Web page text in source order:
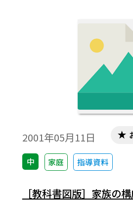
気づかせる機会としたい。
2001年05月11日
中 家庭 指導資料
［教科書図版］家族の